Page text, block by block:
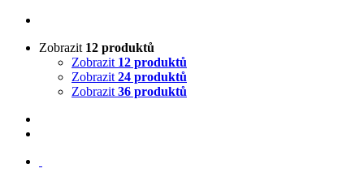
Zobrazit 12 produktů
Zobrazit 12 produktů
Zobrazit 24 produktů
Zobrazit 36 produktů